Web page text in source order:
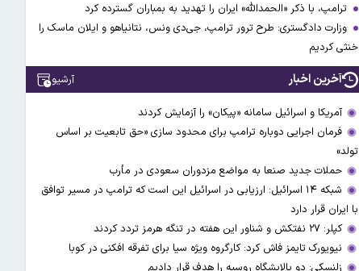
ترامپ، با ذکر «الحمدالله» ایران را تهدید به بمباران گسترده کرد
وزارت دادگستری: طرح ترور ترامپ، جی‌دی ونس، نتانیاهو و ایلان ماسک را
خنثی کردیم
آخرین اخبار آرشیو
آمریکا و اسرائیل سامانه «پیکان» را آزمایش کردند
فرمان اجرایی دوباره ترامپ برای محدود سازی «حق تابعیت بر اساس
تولد»
حملات جدید صنعا به مواضع مزدوران سعودی در مأرب
شبکه ۱۴ اسرائیل: ارزیابی در اسرائیل این است که ترامپ در مسیر توافق
با ایران قرار دارد
کپلر: ۲۷ نفتکش و شناور این هفته در تنگه هرمز تردد کردند
نیویورک تایمز فاش کرد: کارگروه ویژه سیا برای تفرقه افکنی در کوبا
زلنسکی: دو پالایشگاه روسیه را هدف قرار دادیم